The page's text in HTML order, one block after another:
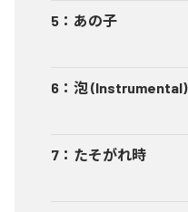
5 ： あの子
6 ： 泡 (Instrumental)
7 ： たそがれ時